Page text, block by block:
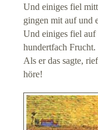
Und einiges fiel
gingen mit auf und
Und einiges fiel
hundertfach Frucht.
Als er das sagte,
höre!